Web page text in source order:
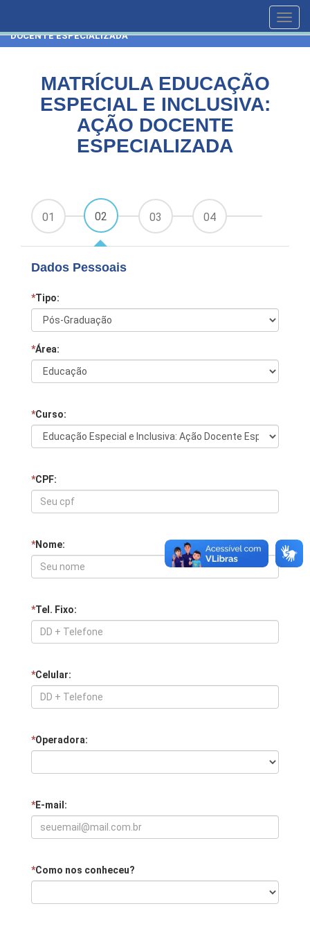
DOCENTE ESPECIALIZADA
MATRÍCULA EDUCAÇÃO
ESPECIAL E INCLUSIVA:
AÇÃO DOCENTE
ESPECIALIZADA
01 02 03 04
Dados Pessoais
*Tipo:
*Área:
*Curso:
*CPF:
*Nome:
*Tel. Fixo:
*Celular:
*Operadora:
*E-mail:
*Como nos conheceu?